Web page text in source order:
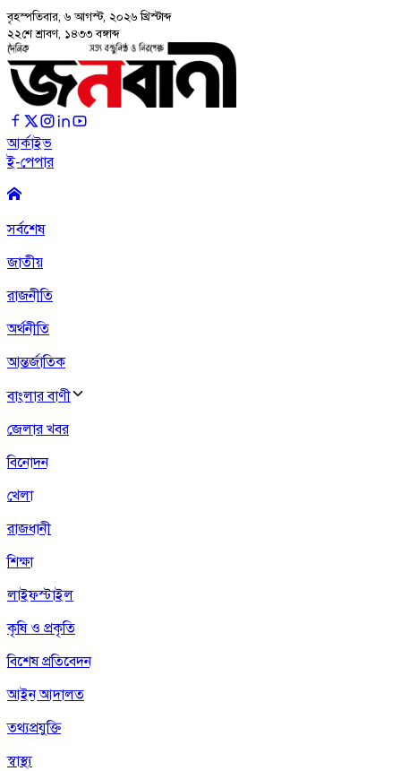
বৃহস্পতিবার, ৬ আগস্ট, ২০২৬ খ্রিস্টাব্দ
২২শে শ্রাবণ, ১৪৩৩ বঙ্গাব্দ
আর্কাইভ
ই-পেপার
সর্বশেষ
জাতীয়
রাজনীতি
অর্থনীতি
আন্তর্জাতিক
বাংলার বাণী
জেলার খবর
বিনোদন
খেলা
রাজধানী
শিক্ষা
লাইফস্টাইল
কৃষি ও প্রকৃতি
বিশেষ প্রতিবেদন
আইন আদালত
তথ্যপ্রযুক্তি
স্বাস্থ্য